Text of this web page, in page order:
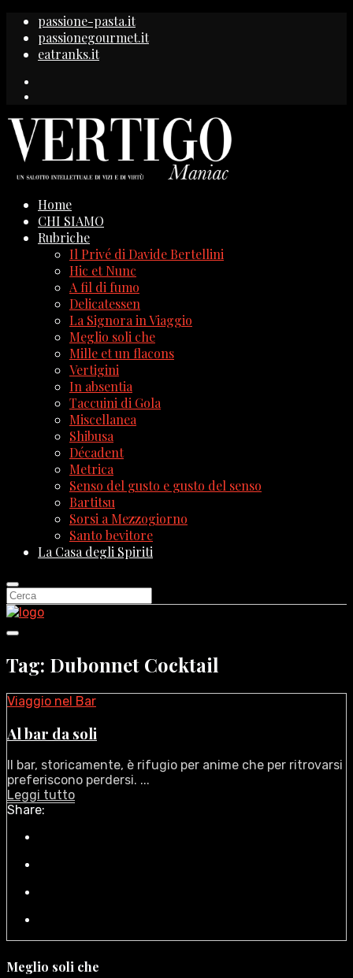
passione-pasta.it
passionegourmet.it
eatranks.it
Home
CHI SIAMO
Rubriche
Il Privé di Davide Bertellini
Hic et Nunc
A fil di fumo
Delicatessen
La Signora in Viaggio
Meglio soli che
Mille et un flacons
Vertigini
In absentia
Taccuini di Gola
Miscellanea
Shibusa
Décadent
Metrica
Senso del gusto e gusto del senso
Bartitsu
Sorsi a Mezzogiorno
Santo bevitore
La Casa degli Spiriti
Tag: Dubonnet Cocktail
Viaggio nel Bar
Al bar da soli
Il bar, storicamente, è rifugio per anime che per ritrovarsi
preferiscono perdersi. ...
Leggi tutto
Share:
Meglio soli che